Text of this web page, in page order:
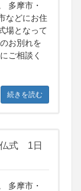
多摩市・
などにお住
場となって
お別れを
ご相談く
続きを読む
式 1日
多摩市・